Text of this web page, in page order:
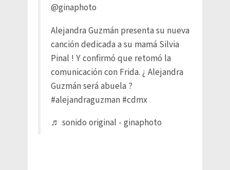
@ginaphoto
Alejandra Guzmán presenta su nueva
canción dedicada a su mamá Silvia
Pinal ! Y confirmó que retomó la
comunicación con Frida. ¿ Alejandra
Guzmán será abuela ?
#alejandraguzman #cdmx
♬ sonido original - ginaphoto